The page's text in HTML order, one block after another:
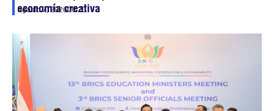
economía creativa
agosto 7, 202606:20